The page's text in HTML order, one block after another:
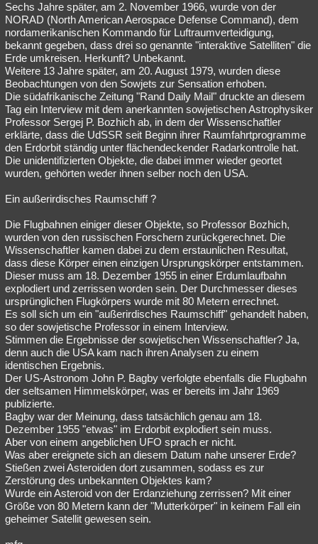
Lesenswert Schlüsselwörter
Sechs Jahre später, am 2. November 1966, wurde von der
NORAD (North American Aerospace Defense Command), dem
nordamerikanischen Kommando für Luftraumverteidigung,
bekannt gegeben, dass drei so genannte "interaktive Satelliten" die
Erde umkreisen. Herkunft? Unbekannt.
Weitere 13 Jahre später, am 20. August 1979, wurden diese
Beobachtungen von den Sowjets zur Sensation erhoben.
Die südafrikanische Zeitung "Rand Daily Mail" druckte an diesem
Tag ein Interview mit dem anerkannten sowjetischen Astrophysiker
Professor Sergej P. Bozhich ab, in dem der Wissenschaftler
erklärte, dass die UdSSR seit Beginn ihrer Raumfahrtprogramme
den Erdorbit ständig unter flächendeckender Radarkontrolle hat.
Die unidentifizierten Objekte, die dabei immer wieder geortet
wurden, gehörten weder ihnen selber noch den USA.
Ein außerirdisches Raumschiff ?
Die Flugbahnen einiger dieser Objekte, so Professor Bozhich,
wurden von den russischen Forschern zurückgerechnet. Die
Wissenschaftler kamen dabei zu dem erstaunlichen Resultat,
dass diese Körper einen einzigen Ursprungskörper entstammen.
Dieser muss am 18. Dezember 1955 in einer Erdumlaufbahn
explodiert und zerrissen worden sein. Der Durchmesser dieses
ursprünglichen Flugkörpers wurde mit 80 Metern errechnet.
Es soll sich um ein "außerirdisches Raumschiff" gehandelt haben,
so der sowjetische Professor in einem Interview.
Stimmen die Ergebnisse der sowjetischen Wissenschaftler? Ja,
denn auch die USA kam nach ihren Analysen zu einem
identischen Ergebnis.
Der US-Astronom John P. Bagby verfolgte ebenfalls die Flugbahn
der seltsamen Himmelskörper, was er bereits im Jahr 1969
publizierte.
Bagby war der Meinung, dass tatsächlich genau am 18.
Dezember 1955 "etwas" im Erdorbit explodiert sein muss.
Aber von einem angeblichen UFO sprach er nicht.
Was aber ereignete sich an diesem Datum nahe unserer Erde?
Stießen zwei Asteroiden dort zusammen, sodass es zur
Zerstörung des unbekannten Objektes kam?
Wurde ein Asteroid von der Erdanziehung zerrissen? Mit einer
Größe von 80 Metern kann der "Mutterkörper" in keinem Fall ein
geheimer Satellit gewesen sein.